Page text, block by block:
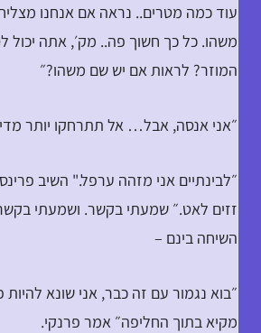
עוד כמה מטרים.. נראה אם אנחנו
משהו. כל כך חשוך פה.. מק׳, אתה יכול
המוזר? לראות אם יש שם משהו?״
״אני אנסה, אבל… אל תתרחקו יותר
״לבינתיים אני מזהה ערפל." השיב
זזים לאט.״ שמעתי בקשר. ושמעתי
השיחה בינם –
״בוא נגמור עם זה כבר, אני שונא להיות
מקיא בתוך החליפה״ אמר פרנקי.